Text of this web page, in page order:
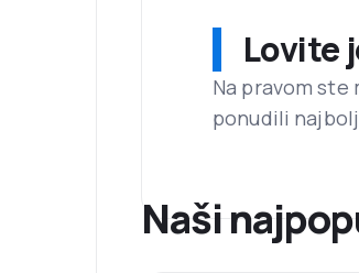
Lovite
Na pravom ste
ponudili
Naši